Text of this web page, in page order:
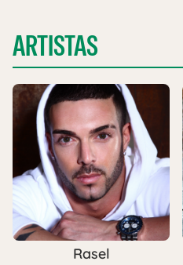
ARTISTAS
Rasel